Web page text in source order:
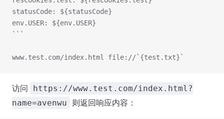
statusCode: ${statusCode}
env.USER: ${env.USER}
```
www.test.com/index.html file://`{test.txt}`
访问
https://www.test.com/index.html?
name=avenwu
则返回响应内容：